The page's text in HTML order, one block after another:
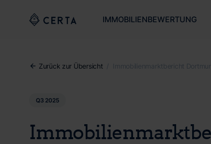
IMMOBILIENBEWERTUNG
Zurück zur Übersicht / Immobilienmarktbericht
Q3 2025